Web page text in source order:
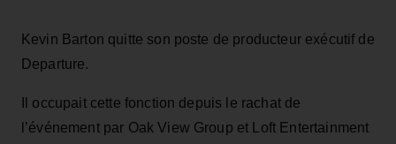
Kevin Barton quitte son poste de producteur exécutif de
Departure.
Il occupait cette fonction depuis le rachat de
l’événement par Oak View Group et Loft Entertainment